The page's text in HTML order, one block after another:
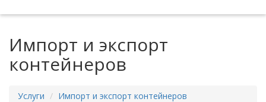
Импорт и экспорт
контейнеров
Услуги Импорт и экспорт контейнеров